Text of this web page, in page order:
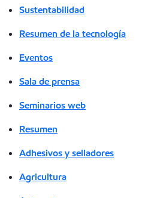
Sustentabilidad
Resumen de la tecnología
Eventos
Sala de prensa
Seminarios web
Resumen
Adhesivos y selladores
Agricultura